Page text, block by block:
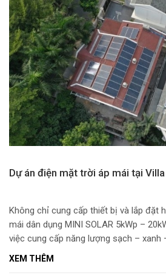
Dự án điện mặt trời áp mái tại Villa
Không chỉ cung cấp thiết bị và lắp đặt
mái dân dụng MINI SOLAR 5kWp –
việc cung cấp năng lượng sạch –
trên nền tảng công nghệ mới nhất
XEM THÊM